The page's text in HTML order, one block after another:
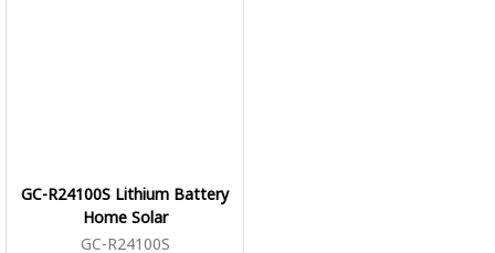
GC-R24100S Lithium Battery
Home Solar
GC-R24100S